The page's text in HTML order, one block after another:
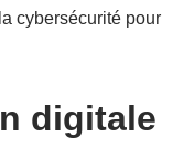
cybersécurité pour
digitale